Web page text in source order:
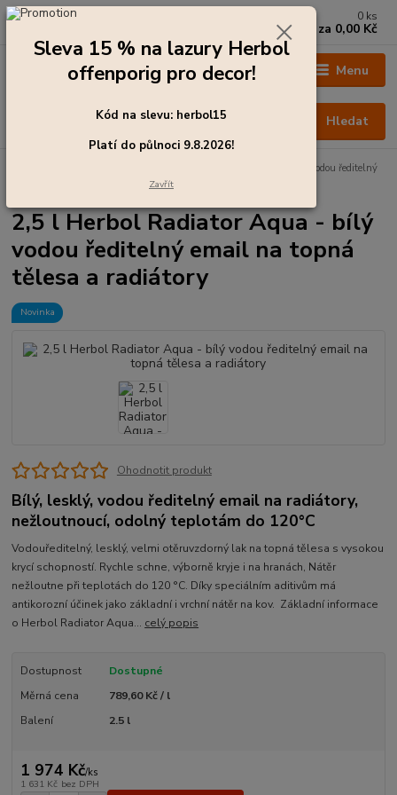
Menu
Hledat
+420 273 136 255
0 ks
za 0,00 Kč
2,5 l Herbol Radiator Aqua - bílý vodou ředitelný
email na topná tělesa a radiátory
2,5 l Herbol Radiator Aqua - bílý
vodou ředitelný email na topná
tělesa a radiátory
Novinka
Ohodnotit produkt
Bílý, lesklý, vodou ředitelný email na radiátory,
nežloutnoucí, odolný teplotám do 120°C
Vodouředitelný, lesklý, velmi otěruvzdorný lak na topná tělesa s vysokou
krycí schopností. Rychle schne, výborně kryje i na hranách, Nátěr
nežloutne při teplotách do 120 °C. Díky speciálním aditivům má
antikorozní účinek jako základní i vrchní nátěr na kov. Základní informace
o Herbol Radiator Aqua... celý popis
Dostupnost
Dostupné
Měrná cena
789,60 Kč / l
Balení
2.5 l
1 974 Kč/ks
1 631 Kč bez DPH
Sleva 15 % na lazury Herbol
offenporig pro decor!
Kód na slevu: herbol15
Platí do půlnoci 9.8.2026!
Zavřít